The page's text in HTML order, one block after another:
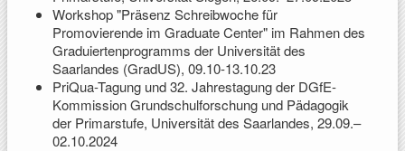
Workshop "Präsenz Schreibwoche für
Promovierende im Graduate Center" im Rahmen des
Graduiertenprogramms der Universität des
Saarlandes (GradUS), 09.10-13.10.23
PriQua-Tagung und 32. Jahrestagung der DGfE-
Kommission Grundschulforschung und Pädagogik
der Primarstufe, Universität des Saarlandes, 29.09.–
02.10.2024